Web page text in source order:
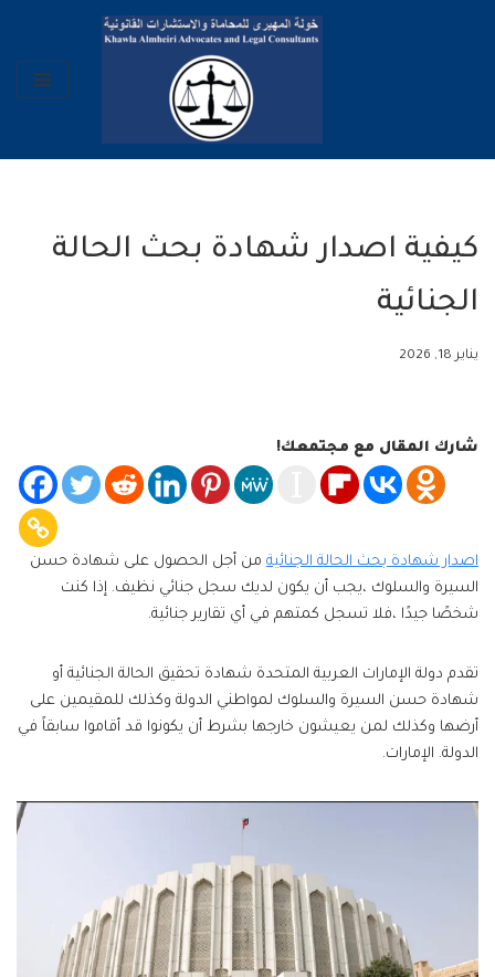
كيفية اصدار شهادة بحث الحالة
الجنائية
يناير 18, 2026
شارك المقال مع مجتمعك!
اصدار شهادة بحث الحالة الجنائية من أجل الحصول على شهادة حسن
السيرة والسلوك ،يجب أن يكون لديك سجل جنائي نظيف. إذا كنت
شخصًا جيدًا ،فلا تسجل كمتهم في أي تقارير جنائية.
تقدم دولة الإمارات العربية المتحدة شهادة تحقيق الحالة الجنائية أو
شهادة حسن السيرة والسلوك لمواطني الدولة وكذلك للمقيمين على
أرضها وكذلك لمن يعيشون خارجها بشرط أن يكونوا قد أقاموا سابقاً في
الدولة. الإمارات.